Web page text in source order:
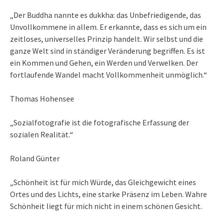
„Der Buddha nannte es dukkha: das Unbefriedigende, das
Unvollkommene in allem. Er erkannte, dass es sich um ein
zeitloses, universelles Prinzip handelt. Wir selbst und die
ganze Welt sind in ständiger Veränderung begriffen. Es ist
ein Kommen und Gehen, ein Werden und Verwelken. Der
fortlaufende Wandel macht Vollkommenheit unmöglich.“
Thomas Hohensee
„Sozialfotografie ist die fotografische Erfassung der
sozialen Realität.“
Roland Günter
„Schönheit ist für mich Würde, das Gleichgewicht eines
Ortes und des Lichts, eine starke Präsenz im Leben. Wahre
Schönheit liegt für mich nicht in einem schönen Gesicht.